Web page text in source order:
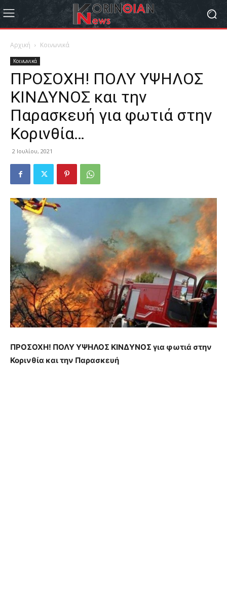
Αρχική Κοινωνικά
Κοινωνικά
ΠΡΟΣΟΧΗ! ΠΟΛΥ ΥΨΗΛΟΣ
ΚΙΝΔΥΝΟΣ και την
Παρασκευή για φωτιά στην
Κορινθία…
2 Ιουλίου, 2021
ΠΡΟΣΟΧΗ! ΠΟΛΥ ΥΨΗΛΟΣ ΚΙΝΔΥΝΟΣ για φωτιά στην
Κορινθία και την Παρασκευή